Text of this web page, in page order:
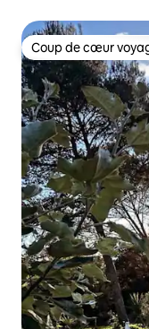
Coup de cœur
Coup de cœur